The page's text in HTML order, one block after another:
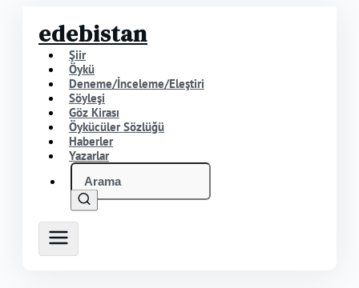
edebistan
Şiir
Öykü
Deneme/İnceleme/Eleştiri
Söyleşi
Göz Kirası
Öykücüler Sözlüğü
Haberler
Yazarlar